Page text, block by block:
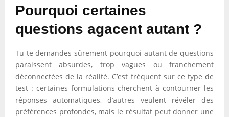
Pourquoi certaines
questions agacent autant ?
Tu te demandes sûrement pourquoi autant de questions
paraissent absurdes, trop vagues ou franchement
déconnectées de la réalité. C’est fréquent sur ce type de
test : certaines formulations cherchent à contourner les
réponses automatiques, d’autres veulent révéler des
préférences profondes, mais le résultat peut donner une